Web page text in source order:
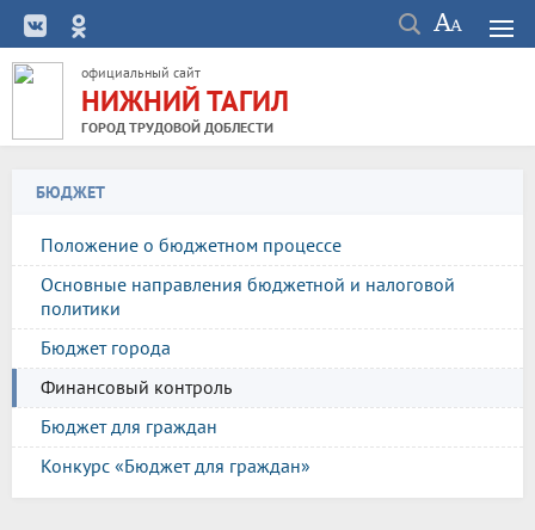
официальный сайт
НИЖНИЙ ТАГИЛ
ГОРОД ТРУДОВОЙ ДОБЛЕСТИ
БЮДЖЕТ
Положение о бюджетном процессе
Основные направления бюджетной и налоговой
политики
Бюджет города
Финансовый контроль
Бюджет для граждан
Конкурс «Бюджет для граждан»